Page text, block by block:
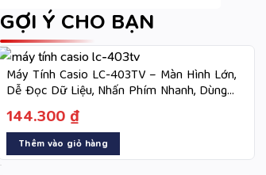
GỢI Ý CHO BẠN
Máy Tính Casio LC-403TV – Màn Hình Lớn,
Dễ Đọc Dữ Liệu, Nhấn Phím Nhanh, Dùng
Hai Nguồn
144.300 ₫
Thêm vào giỏ hàng